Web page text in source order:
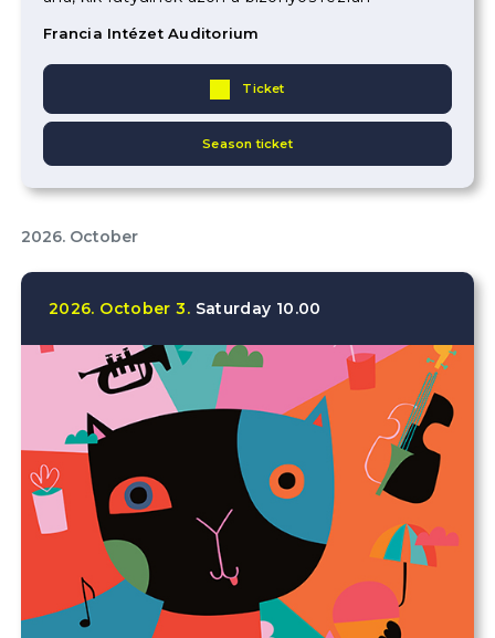
Francia Intézet Auditorium
Ticket
Season ticket
2026. October
2026. October 3. Saturday 10.00